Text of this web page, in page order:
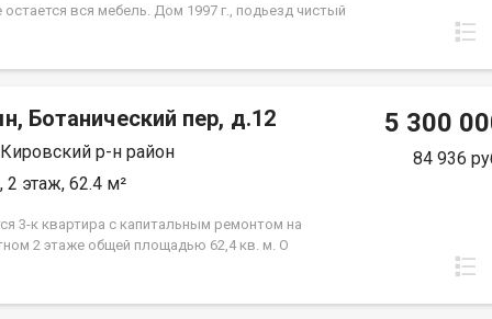
вся мебель. Дом 1997 г., подьезд чистый
магазинов. Документы готовы к сделке.
звонке, пожалуйста, сообщите номер варианта
Ботанический пер, д.12
р-н район
2 этаж, 62.4 м²
3-к квартира с капитальным ремонтом на
2 этаже общей площадью 62,4 кв. м. О
стены выровнены и готовы под поклейку обоев,
5 300
84 936